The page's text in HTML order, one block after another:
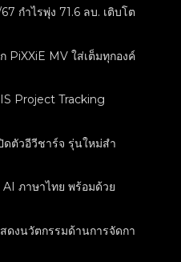
กำไรพุ่ง 71.6 ลบ. เติบโต
PiXXiE MV ใส่เต็มทุกองค์
Project Tracking
ดตัวอีวีชาร์จ รุ่นใหม่สำ
ภาษาไทย พร้อมด้วย
ดงนวัตกรรมด้านการจัดกา